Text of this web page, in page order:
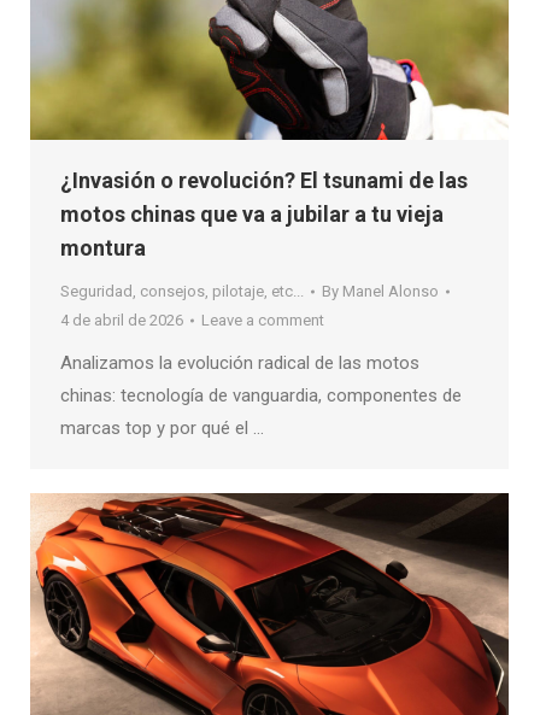
¿Invasión o revolución? El tsunami de las
motos chinas que va a jubilar a tu vieja
montura
Seguridad, consejos, pilotaje, etc... By Manel Alonso
4 de abril de 2026
Leave a comment
Analizamos la evolución radical de las motos
chinas: tecnología de vanguardia, componentes de
marcas top y por qué el …